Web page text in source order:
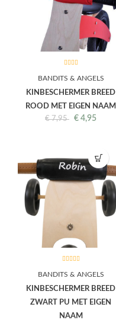
BANDITS & ANGELS
KINBESCHERMER BREED
ROOD MET EIGEN NAAM
€7,95 € 4,95
BANDITS & ANGELS
KINBESCHERMER BREED
ZWART PU MET EIGEN
NAAM